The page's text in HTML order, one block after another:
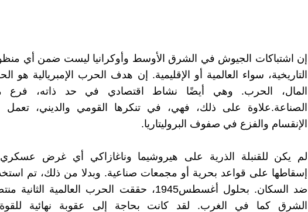
إن اشتباكات الجيوش في الشرق الأوسط وأوكرانيا ليست ضمن أي
التاريخية، سواء العالمية أو الإقليمية. إن هدف الحرب الإمبريالية هو
المال، الحرب. وهي أيضًا نشاط اقتصادي في حد ذاته،
الصناعة.علاوة على ذلك، فهي، في تنكرها القومي والديني، تعمل
الإنقسام والفزع في صفوف البروليتاريا.
لم يكن للقنبلة الذرية على هيروشيما وناغازاكي أي غرض
إسقاطها على قواعد بحرية أو مجمعات صناعية. وبدلا من ذلك، تم
ضد السكان. بحلول أغسطس1945، حققت الحرب العالمية
الشرق كما في الغرب. لقد كانت بحاجة إلى عقوبة نهائية